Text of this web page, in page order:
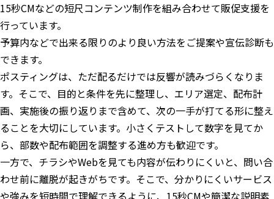
15秒CMなどの短尺コンテンツ制作を組み合わせて販促支援を
行っています。
予算内などで出来る限りのより良い方法をご提案や宣伝診断も
できます。
ポスティングは、ただ配るだけでは反響が読みづらくなりま
す。そこで、目的と条件を先に整理し、エリア選定、配布計
画、実施後の振り返りまで含めて、次の一手が打てる形に整え
ることを大切にしています。小さくテストして数字を見てか
ら、部数や配布範囲を調整する進め方も歓迎です。
一方で、チラシやWebを見ても内容が伝わりにくいと、問い合
わせ前に離脱が起きがちです。そこで、分かりにくいサービス
や強みを短時間で理解できるように、15秒CMや簡潔な説明素